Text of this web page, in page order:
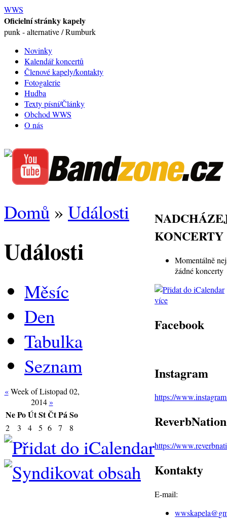
WWS
Oficielní stránky kapely
punk - alternative / Rumburk
Novinky
Kalendář koncertů
Členové kapely/kontakty
Fotogalerie
Hudba
Texty písní/Články
Obchod WWS
O nás
Domů » Události
Události
Měsíc
Den
Tabulka
Seznam
«Week of Listopad 02,
2014»
NePoÚtStČtPáSo
2 3 4 5 6 7 8
KONCERTY
Momentálně
žádné koncerty
více
Facebook
Instagram
https://
ReverbNation
https://
Kontakty
E-mail:
wwskapela@